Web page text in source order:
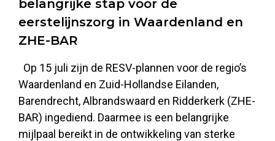
belangrijke stap voor de
eerstelijnszorg in Waardenland en
ZHE-BAR
Op 15 juli zijn de RESV-plannen voor de regio’s
Waardenland en Zuid-Hollandse Eilanden,
Barendrecht, Albrandswaard en Ridderkerk (ZHE-
BAR) ingediend. Daarmee is een belangrijke
mijlpaal bereikt in de ontwikkeling van sterke